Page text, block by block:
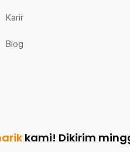
Karir
Blog
kami! Dikirim